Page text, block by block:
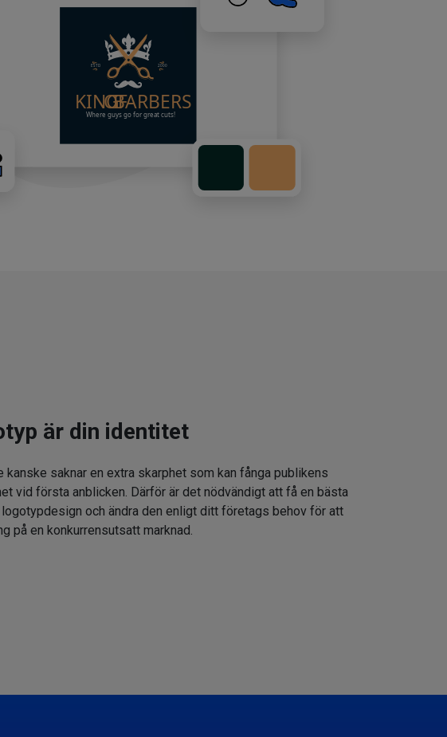
är din identitet
kanske saknar en extra skarphet som kan fånga publikens
vid första anblicken. Därför är det nödvändigt att få en bästa
och ändra den enligt ditt företags behov för att
på en konkurrensutsatt marknad.